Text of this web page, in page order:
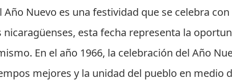
Año Nuevo es una festividad que se celebra
nicaragüenses, esta fecha representa la
En el año 1966, la celebración del Año
mejores y la unidad del pueblo en medio